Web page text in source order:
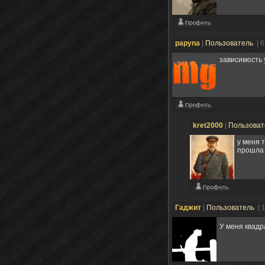
papyna Пользователь
|
kret2000
у меня
прошла
Гаджит Пользователь |
У меня